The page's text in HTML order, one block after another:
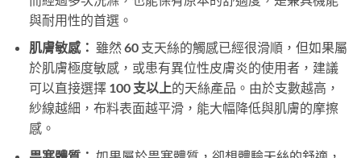
與耐用性的首選。
肌膚敏感： 雖然 60 支天絲的觸感已經很滑順，但如果屬
於肌膚極度敏感，或患有異位性皮膚炎的使用者，建議
可以直接選擇100 支以上的天絲產品。由於支數越高，
紗線越細，布料表面越平滑，能大幅降低與肌膚的摩擦
感。